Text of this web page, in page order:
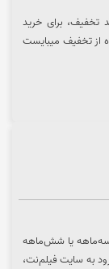
لینک اختصاصی تخفیف هات از 25 درصد تخفیف، برای خرید
از تخفیف میبایست
سه‌ماهه یا شش‌ماهه
ورود به سایت فیلم‌نت،